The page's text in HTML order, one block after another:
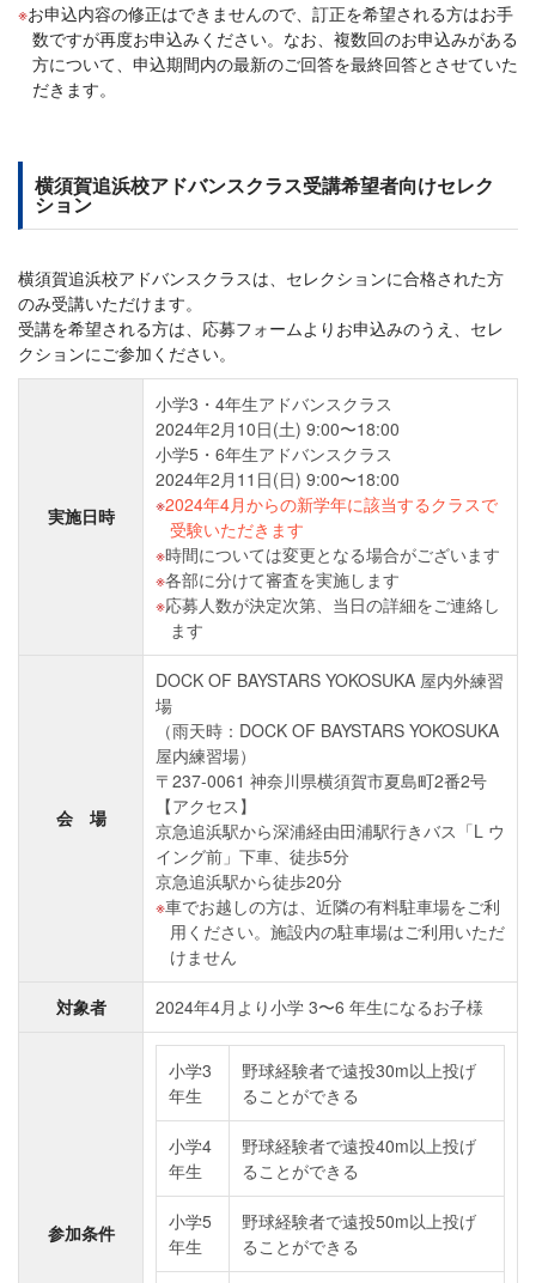
お申込内容の修正はできませんので、訂正を希望される方はお手
数ですが再度お申込みください。なお、複数回のお申込みがある
方について、申込期間内の最新のご回答を最終回答とさせていた
だきます。
横須賀追浜校アドバンスクラス受講希望者向けセレク
ション
横須賀追浜校アドバンスクラスは、セレクションに合格された方
のみ受講いただけます。
受講を希望される方は、応募フォームよりお申込みのうえ、セレ
クションにご参加ください。
実施日時
⼩学3・4年⽣アドバンスクラス
2024年2⽉10⽇(土) 9:00〜18:00
⼩学5・6年⽣アドバンスクラス
2024年2⽉11⽇(日) 9:00〜18:00
2024年4⽉からの新学年に該当するクラスで
受験いただきます
時間については変更となる場合がございます
各部に分けて審査を実施します
応募⼈数が決定次第、当日の詳細をご連絡し
ます
会 場
DOCK OF BAYSTARS YOKOSUKA 屋内外練習
場
（雨天時：DOCK OF BAYSTARS YOKOSUKA
屋内練習場）
〒237-0061 神奈川県横須賀市夏島町2番2号
【アクセス】
京急追浜駅から深浦経由⽥浦駅⾏きバス「L ウ
イング前」下⾞、徒歩5分
京急追浜駅から徒歩20分
⾞でお越しの⽅は、近隣の有料駐⾞場をご利
⽤ください。施設内の駐⾞場はご利⽤いただ
けません
対象者 2024年4⽉より⼩学 3〜6 年⽣になるお⼦様
参加条件
小学3
年生
野球経験者で遠投30m以上投げ
ることができる
小学4
年生
野球経験者で遠投40m以上投げ
ることができる
小学5
年生
野球経験者で遠投50m以上投げ
ることができる